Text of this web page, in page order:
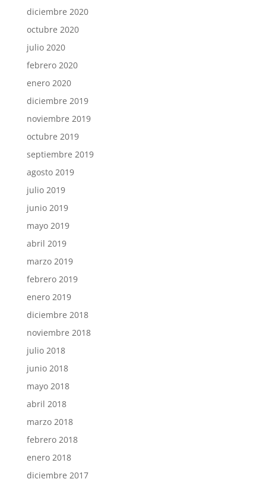
diciembre 2020
octubre 2020
julio 2020
febrero 2020
enero 2020
diciembre 2019
noviembre 2019
octubre 2019
septiembre 2019
agosto 2019
julio 2019
junio 2019
mayo 2019
abril 2019
marzo 2019
febrero 2019
enero 2019
diciembre 2018
noviembre 2018
julio 2018
junio 2018
mayo 2018
abril 2018
marzo 2018
febrero 2018
enero 2018
diciembre 2017